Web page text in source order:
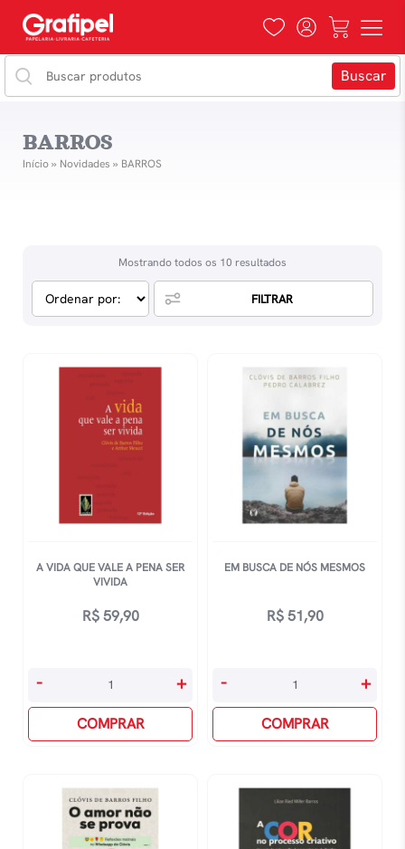
BARROS
Início» Novidades » BARROS
Mostrando todos os 10 resultados
FILTRAR
A VIDA QUE VALE A PENA SER
VIVIDA
R$59,90
Vale
- +
COMPRAR
EM BUSCA DE NÓS MESMOS
R$51,90
Em
NÓs
quantidade
- +
COMPRAR